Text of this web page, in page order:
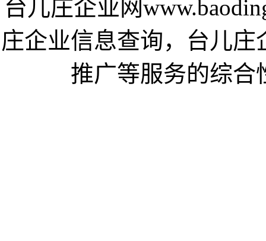
台儿庄企业网
庄企业信息查询，台儿
推广等服务的综合